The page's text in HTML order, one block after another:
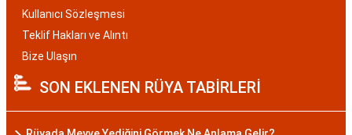
Kullanıcı Sözleşmesi
Teklif Hakları ve Alıntı
Bize Ulaşın
SON EKLENEN RÜYA TABİRLERİ